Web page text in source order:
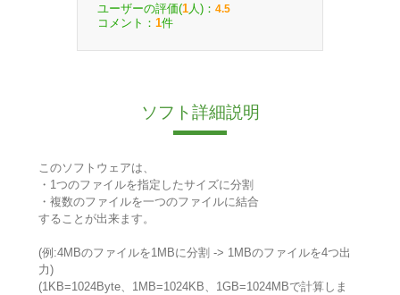
ユーザーの評価(1 人)： 4.5
コメント： 1件
ソフト詳細説明
このソフトウェアは、
・1つのファイルを指定したサイズに分割
・複数のファイルを一つのファイルに結合
することが出来ます。
(例:4MBのファイルを1MBに分割 -> 1MBのファイルを4つ出
力)
(1KB=1024Byte、1MB=1024KB、1GB=1024MBで計算しま